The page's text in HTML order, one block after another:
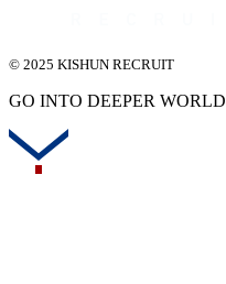
© 2025 KISHUN RECRUIT
GO INTO DEEPER WORLD